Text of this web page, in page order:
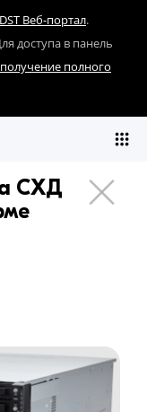
DST Веб-портал.
доступа в панель
полного
СХД